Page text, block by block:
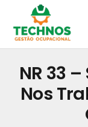
NR 33
Nos